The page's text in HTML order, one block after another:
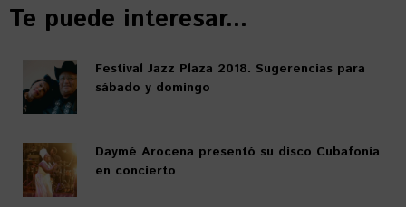
Te puede interesar...
Festival Jazz Plaza 2018. Sugerencias para
sábado y domingo
Daymé Arocena presentó su disco Cubafonía
en concierto